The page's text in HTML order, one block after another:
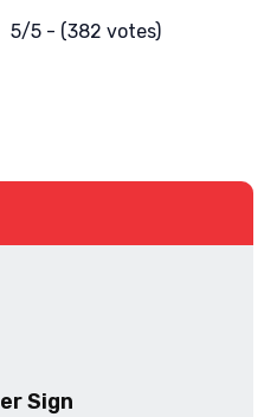
5/5 - (382 votes)
Sign